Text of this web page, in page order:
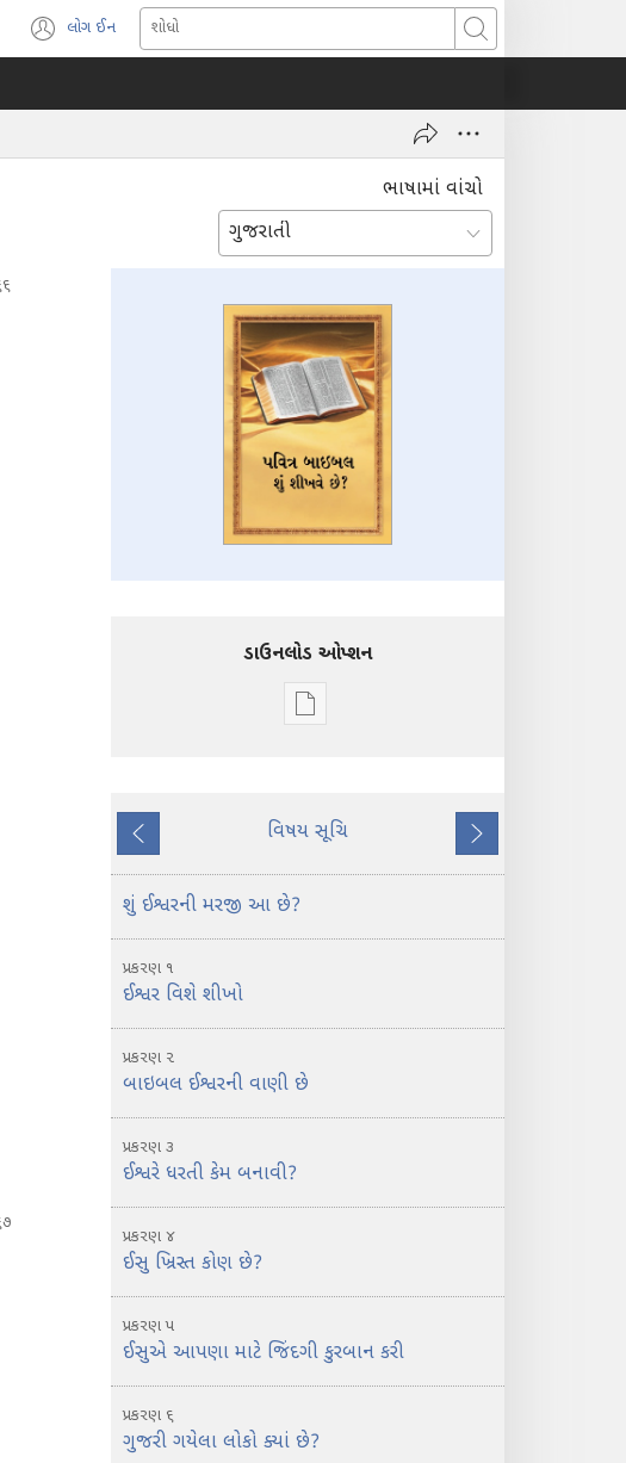
લોગ ઈન
શોધો
ભાષામાં વાંચો
ડાઉનલોડ ઓપ્શન
ડિજિટલ
માટેના
પાછળ
વિષય સૂચિ
આગળ
શું ઈશ્વરની મરજી આ છે?
પ્રકરણ ૧
ઈશ્વર વિશે શીખો
પ્રકરણ ૨
બાઇબલ ઈશ્વરની વાણી છે
પ્રકરણ ૩
ઈશ્વરે ધરતી કેમ બનાવી?
પ્રકરણ ૪
ઈસુ ખ્રિસ્ત કોણ છે?
પ્રકરણ ૫
ઈસુએ આપણા માટે જિંદગી કુરબાન કરી
પ્રકરણ ૬
ગુજરી ગયેલા લોકો ક્યાં છે?